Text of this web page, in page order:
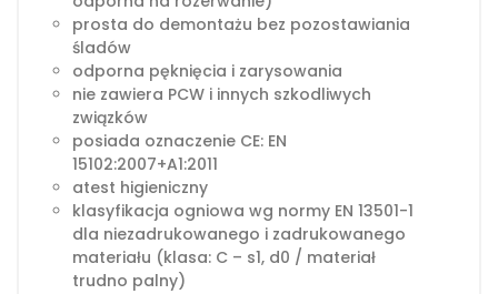
prosta do demontażu bez pozostawiania
śladów
odporna pęknięcia i zarysowania
nie zawiera PCW i innych szkodliwych
związków
posiada oznaczenie CE: EN
15102:2007+A1:2011
atest higieniczny
klasyfikacja ogniowa wg normy EN 13501-1
dla niezadrukowanego i zadrukowanego
materiału (klasa: C – s1, d0 / materiał
trudno palny)